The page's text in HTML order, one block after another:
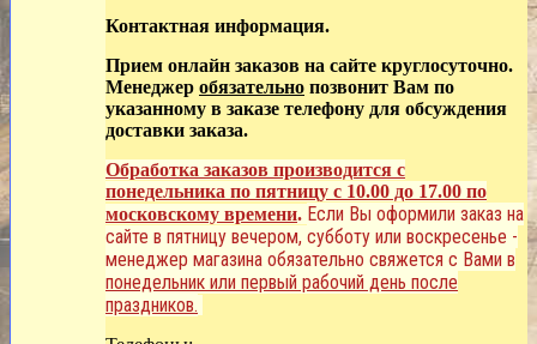
Контактная информация.
Прием онлайн заказов на сайте круглосуточно.
Менеджер обязательно позвонит Вам по
указанному в заказе телефону для обсуждения
доставки заказа.
Обработка заказов производится с
понедельника по пятницу с 10.00 до 17.00 по
московскому времени. Если Вы оформили заказ на
сайте в пятницу вечером, субботу или воскресенье -
менеджер магазина обязательно свяжется с Вами в
понедельник или первый рабочий день после
праздников.